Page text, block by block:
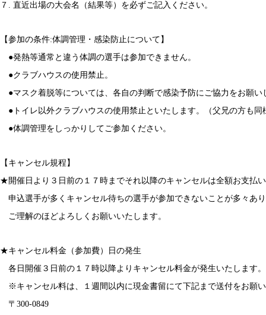
７. 直近出場の大会名（結果等）を必ずご記入ください。
【参加の条件:体調管理・感染防止について】
●発熱等通常と違う体調の選手は参加できません。
●クラブハウスの使用禁止。
●マスク着脱等については、各自の判断で感染予防にご協力をお願い
●トイレ以外クラブハウスの使用禁止といたします。（父兄の方も同
●体調管理をしっかりしてご参加ください。
【キャンセル規程】
★開催日より３日前の１７時までそれ以降のキャンセルは全額お支払
申込選手が多くキャンセル待ちの選手が参加できないことが多々あ
ご理解のほどよろしくお願いいたします。
★キャンセル料金（参加費）日の発生
各日開催３日前の１７時以降よりキャンセル料金が発生いたします。
※キャンセル料は、１週間以内に現金書留にて下記まで送付をお願
〒300-0849